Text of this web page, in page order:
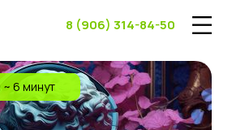
8 (906) 314-84-50
6 минут